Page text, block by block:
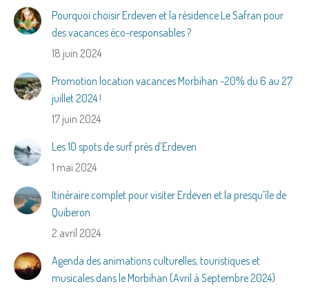
Pourquoi choisir Erdeven et la résidence Le Safran pour
des vacances éco-responsables ?
18 juin 2024
Promotion location vacances Morbihan -20% du 6 au 27
juillet 2024 !
17 juin 2024
Les 10 spots de surf près d’Erdeven
1 mai 2024
Itinéraire complet pour visiter Erdeven et la presqu’île de
Quiberon
2 avril 2024
Agenda des animations culturelles, touristiques et
musicales dans le Morbihan (Avril à Septembre 2024)